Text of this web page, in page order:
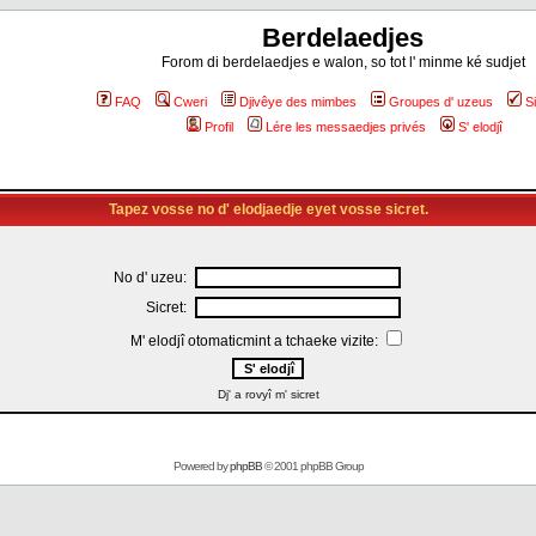
Berdelaedjes
Forom di berdelaedjes e walon, so tot l' minme ké sudjet
FAQ Cweri Djivêye des mimbes Groupes d' uzeus
Profil
Lére les messaedjes privés S' elodjî
Tapez vosse no d' elodjaedje eyet vosse sicret.
No d' uzeu:
Sicret:
M' elodjî otomaticmint a tchaeke vizite:
Dj' a rovyî m' sicret
Powered byphpBB© 2001 phpBB Group